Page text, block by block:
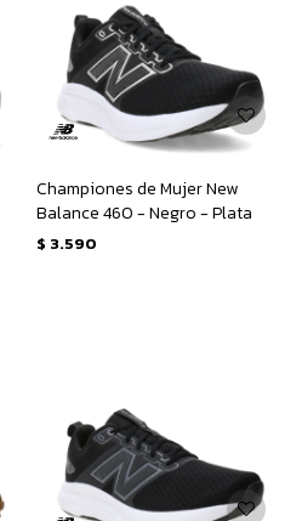
Championes de Mujer New
Balance 460 - Negro - Plata
$ 3.590